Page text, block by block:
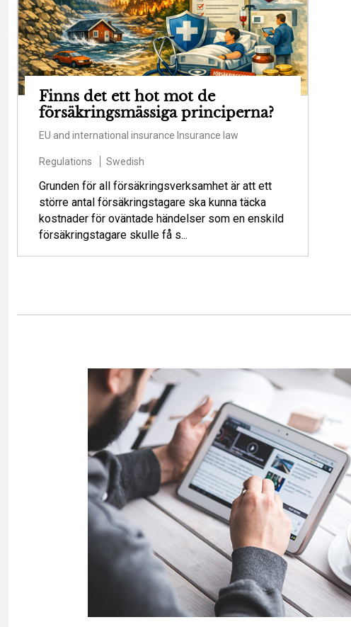
Finns det ett hot mot de
försäkringsmässiga principerna?
EU and international insurance Insurance law
Regulations Swedish
Grunden för all försäkringsverksamhet är att ett
större antal försäkringstagare ska kunna täcka
kostnader för oväntade händelser som en enskild
försäkringstagare skulle få s...